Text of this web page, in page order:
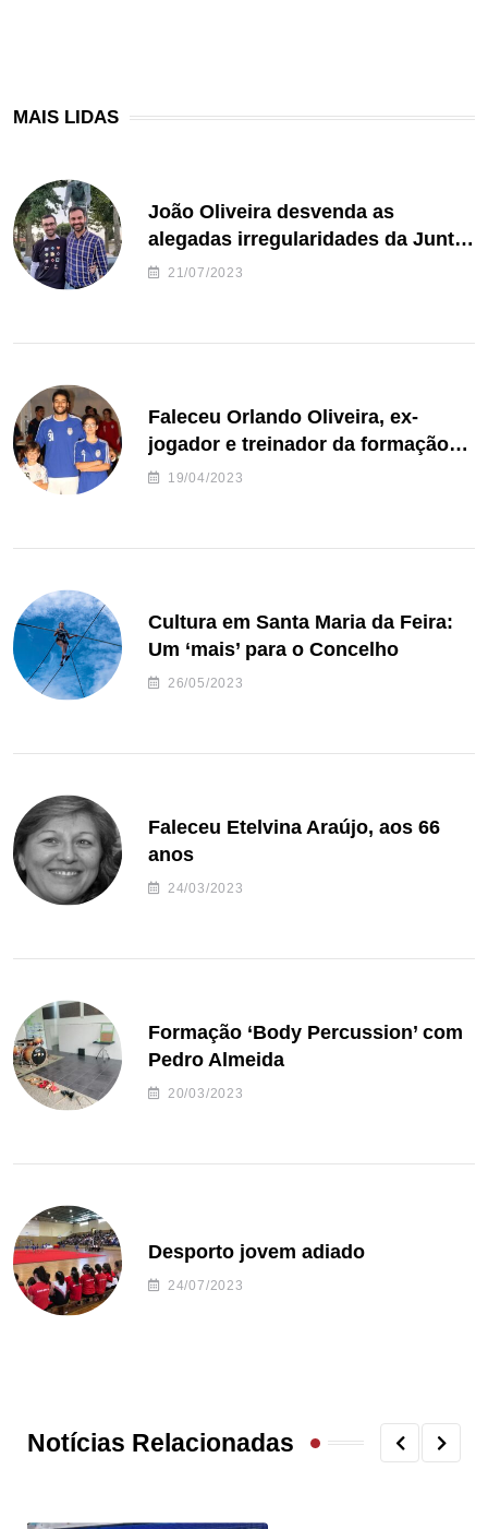
MAIS LIDAS
João Oliveira desvenda as
alegadas irregularidades da Junta
de Freguesia S. João de Ver
21/07/2023
Faleceu Orlando Oliveira, ex-
jogador e treinador da formação
de andebol do Feirense
19/04/2023
Cultura em Santa Maria da Feira:
Um ‘mais’ para o Concelho
26/05/2023
Faleceu Etelvina Araújo, aos 66
anos
24/03/2023
Formação ‘Body Percussion’ com
Pedro Almeida
20/03/2023
Desporto jovem adiado
24/07/2023
Notícias Relacionadas